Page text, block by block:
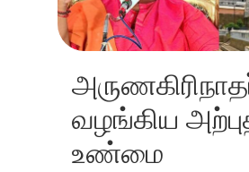
வழங்கிய
உண்மை